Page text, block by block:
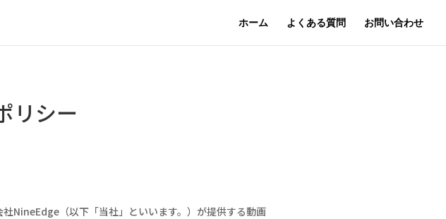
ホーム よくある質問 お問い合わせ
リシー
社NineEdge（以下「当社」といいます。）が提供する動画